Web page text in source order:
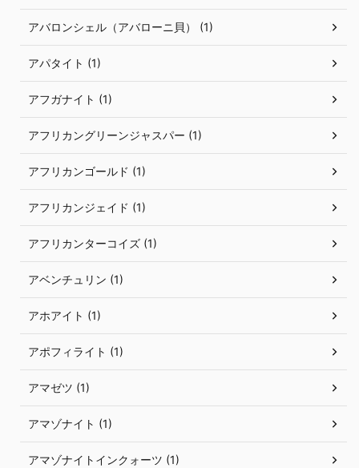
アバロンシェル（アバローニ貝） (1)
アパタイト (1)
アフガナイト (1)
アフリカングリーンジャスパー (1)
アフリカンゴールド (1)
アフリカンジェイド (1)
アフリカンターコイズ (1)
アベンチュリン (1)
アホアイト (1)
アポフィライト (1)
アマゼツ (1)
アマゾナイト (1)
アマゾナイトインクォーツ (1)